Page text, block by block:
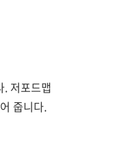
. 저포드맵
줍니다.